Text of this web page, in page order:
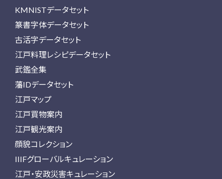
KMNISTデータセット
篆書字体データセット
古活字データセット
江戸料理レシピデータセット
武鑑全集
藩IDデータセット
江戸マップ
江戸買物案内
江戸観光案内
顔貌コレクション
IIIFグローバルキュレーション
江戸・安政災害キュレーション